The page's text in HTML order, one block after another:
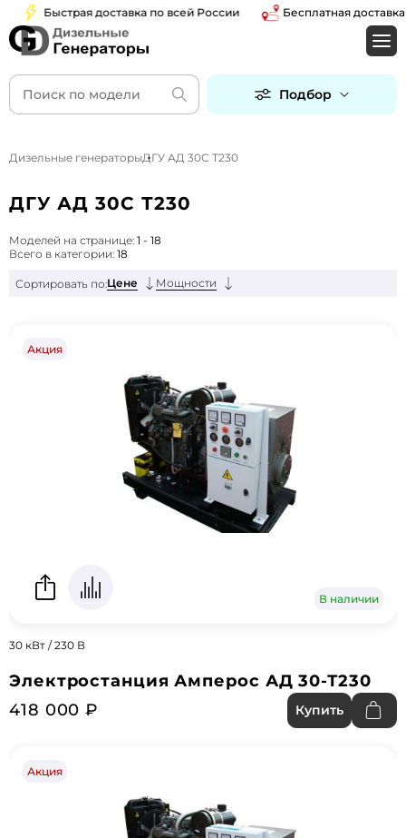
Быстрая доставка по всей России Бесплатная доставка
Подбор
Дизельные генераторыДГУ АД 30С Т230
ДГУ АД 30С Т230
Моделей на странице: 1 - 18
Всего в категории: 18
Сортировать по:Цене Мощности
Акция
В наличии
30 кВт / 230 В
Электростанция Амперос АД 30-Т230
418 000 ₽
Купить
Акция